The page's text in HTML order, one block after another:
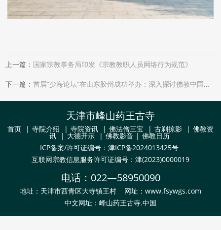
上一篇： 国家宗教事务局印发《宗教教职人员网络行为规范》
下一篇：首届“少海论坛”在山东胶州成功举办：深入探讨佛教中国化的胶州实践与时代意义
天津市峰山药王古寺
首页 | 寺院介绍 | 寺院资讯 | 佛法僧三宝 | 古刹掠影 | 佛教资
讯 | 大德开示 | 佛教影音 | 佛教日历
ICP备案/许可证编号： 津ICP备2024013425号
互联网宗教信息服务许可证编号：津(2023)0000019
电话： 022—58950090
地址：天津市西青区大寺镇王村
网址：www.fsywgs.com
中文网址：峰山药王古寺.中国